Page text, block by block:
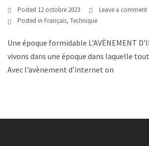
Posted 12 octobre 2023
Leave a comment
Posted in Français, Technique
Une époque formidable L’AVÈNEMENT
vivons dans une époque dans laquelle
Avec l’avènement d’internet on